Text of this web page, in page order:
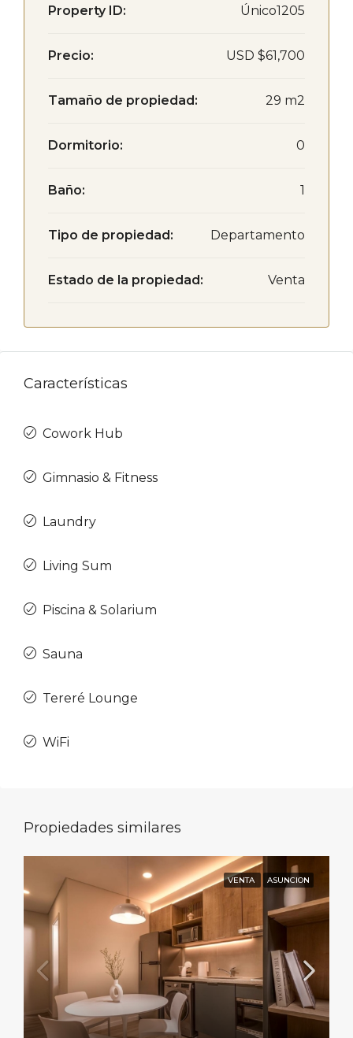
Property ID: Único1205
Precio: USD $61,700
Tamaño de propiedad: 29 m2
Dormitorio: 0
Baño: 1
Tipo de propiedad: Departamento
Estado de la propiedad: Venta
Características
Cowork Hub
Gimnasio & Fitness
Laundry
Living Sum
Piscina & Solarium
Sauna
Tereré Lounge
WiFi
Propiedades similares
VENTA ASUNCION